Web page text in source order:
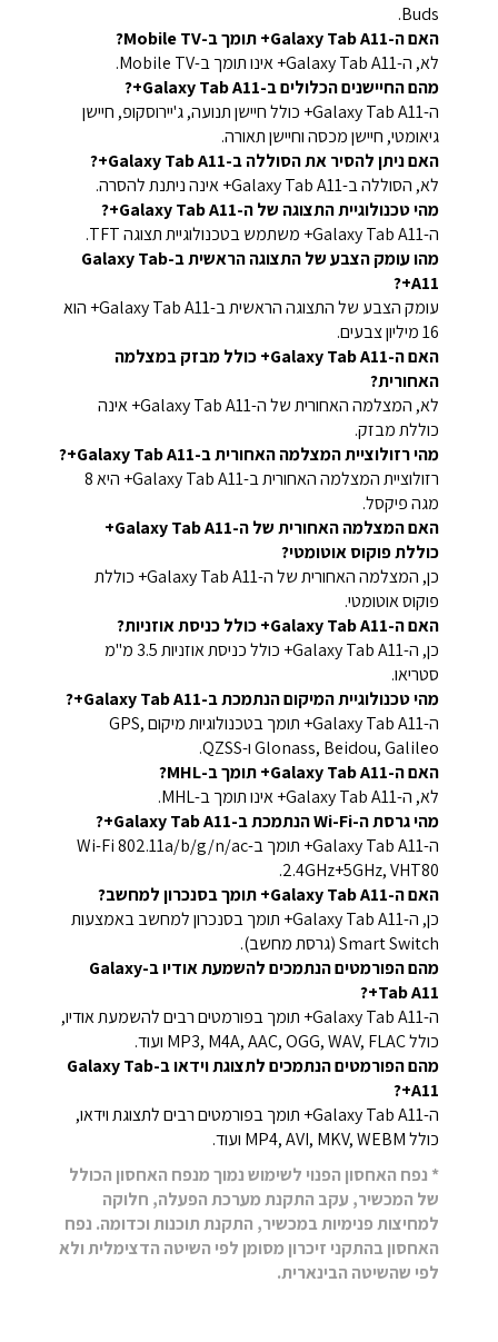
Buds.
האם ה-Galaxy Tab A11+ תומך ב-Mobile TV?
לא, ה-Galaxy Tab A11+ אינו תומך ב-Mobile TV.
מהם החיישנים הכלולים ב-Galaxy Tab A11+?
ה-Galaxy Tab A11+ כולל חיישן תנועה, ג'יירוסקופ, חיישן
גיאומטי, חיישן מכסה וחיישן תאורה.
האם ניתן להסיר את הסוללה ב-Galaxy Tab A11+?
לא, הסוללה ב-Galaxy Tab A11+ אינה ניתנת להסרה.
מהי טכנולוגיית התצוגה של ה-Galaxy Tab A11+?
ה-Galaxy Tab A11+ משתמש בטכנולוגיית תצוגה TFT.
מהו עומק הצבע של התצוגה הראשית ב-Galaxy Tab
A11+?
עומק הצבע של התצוגה הראשית ב-Galaxy Tab A11+ הוא
16 מיליון צבעים.
האם ה-Galaxy Tab A11+ כולל מבזק במצלמה
האחורית?
לא, המצלמה האחורית של ה-Galaxy Tab A11+ אינה
כוללת מבזק.
מהי רזולוציית המצלמה האחורית ב-Galaxy Tab A11+?
רזולוציית המצלמה האחורית ב-Galaxy Tab A11+ היא 8
מגה פיקסל.
האם המצלמה האחורית של ה-Galaxy Tab A11+
כוללת פוקוס אוטומטי?
כן, המצלמה האחורית של ה-Galaxy Tab A11+ כוללת
פוקוס אוטומטי.
האם ה-Galaxy Tab A11+ כולל כניסת אוזניות?
כן, ה-Galaxy Tab A11+ כולל כניסת אוזניות 3.5 מ"מ
סטריאו.
מהי טכנולוגיית המיקום הנתמכת ב-Galaxy Tab A11+?
ה-Galaxy Tab A11+ תומך בטכנולוגיות מיקום GPS,
Glonass, Beidou, Galileo ו-QZSS.
האם ה-Galaxy Tab A11+ תומך ב-MHL?
לא, ה-Galaxy Tab A11+ אינו תומך ב-MHL.
מהי גרסת ה-Wi-Fi הנתמכת ב-Galaxy Tab A11+?
ה-Galaxy Tab A11+ תומך ב-Wi-Fi 802.11a/b/g/n/ac
2.4GHz+5GHz, VHT80.
האם ה-Galaxy Tab A11+ תומך בסנכרון למחשב?
כן, ה-Galaxy Tab A11+ תומך בסנכרון למחשב באמצעות
Smart Switch (גרסת מחשב).
מהם הפורמטים הנתמכים להשמעת אודיו ב-Galaxy
Tab A11+?
ה-Galaxy Tab A11+ תומך בפורמטים רבים להשמעת אודיו,
כולל MP3, M4A, AAC, OGG, WAV, FLAC ועוד.
מהם הפורמטים הנתמכים לתצוגת וידאו ב-Galaxy Tab
A11+?
ה-Galaxy Tab A11+ תומך בפורמטים רבים לתצוגת וידאו,
כולל MP4, AVI, MKV, WEBM ועוד.
* נפח האחסון הפנוי לשימוש נמוך מנפח האחסון הכולל
של המכשיר, עקב התקנת מערכת הפעלה, חלוקה
למחיצות פנימיות במכשיר, התקנת תוכנות וכדומה. נפח
האחסון בהתקני זיכרון מסומן לפי השיטה הדצימלית ולא
לפי שהשיטה הבינארית.